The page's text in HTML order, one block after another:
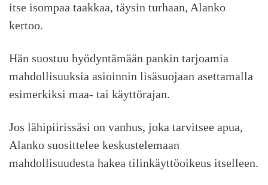
itse isompaa taakkaa, täysin turhaan, Alanko
kertoo.
Hän suostuu hyödyntämään pankin tarjoamia
mahdollisuuksia asioinnin lisäsuojaan asettamalla
esimerkiksi maa- tai käyttörajan.
Jos lähipiirissäsi on vanhus, joka tarvitsee apua,
Alanko suosittelee keskustelemaan
mahdollisuudesta hakea tilinkäyttöoikeus itselleen.